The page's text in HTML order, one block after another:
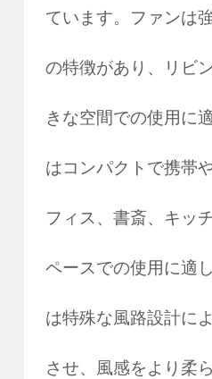
ています。ファンは
の特徴があり、リビ
きな空間での使用に
はコンパクトで携帯
フィス、書斎、キッ
ペースでの使用に適
は特殊な風路設計に
させ、風感をより柔